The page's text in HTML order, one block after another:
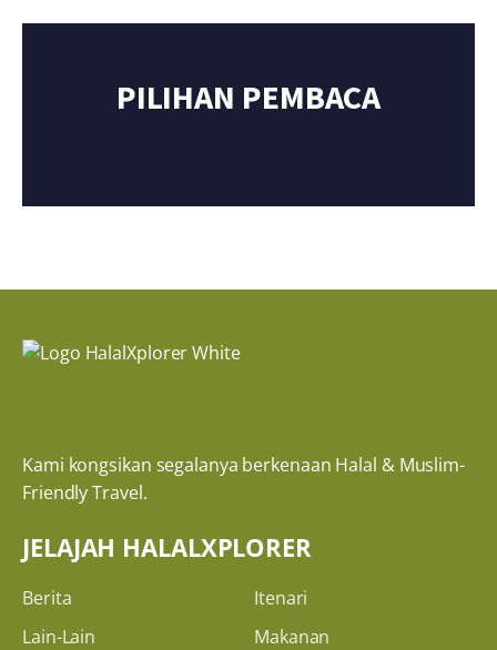
PILIHAN PEMBACA
Kami kongsikan segalanya berkenaan Halal & Muslim-
Friendly Travel.
JELAJAH HALALXPLORER
Berita
Itenari
Lain-Lain
Makanan